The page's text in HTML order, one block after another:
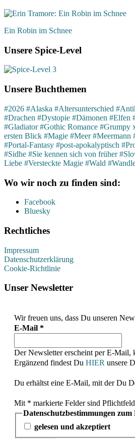
Ein Robin im Schnee
Unsere Spice-Level
Unsere Buchthemen
#2026 #Alaska #Altersunterschied
#Drachen #Dystopie #Dämonen #Elfen
#Gladiator #Gothic Romance #Grumpy
ersten Blick #Magie #Meer #Meermann
#Portal-Fantasy #post-apokalyptisch
#Sidhe #Sie kennen sich von früher
Liebe #Versteckte Magie #Wald
Wo wir noch zu finden sind:
Facebook
Bluesky
Rechtliches
Impressum
Datenschutzerklärung
Cookie-Richtlinie
Unser Newsletter
Wir freuen uns, dass Du unseren
E-Mail *
Der Newsletter erscheint per E-Mail,
Ergänzend findest Du HIER unsere
Du erhältst eine E-Mail, mit der Du
Mit * markierte Felder sind
Datenschutzbestimmungen zum
gelesen und akzeptiert